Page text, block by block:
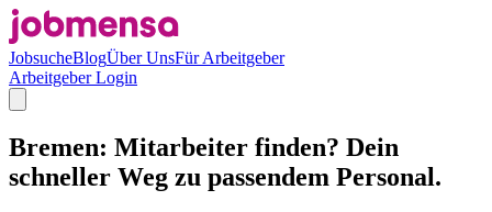
JobsucheBlogÜber UnsFür Arbeitgeber
Arbeitgeber Login
Bremen: Mitarbeiter finden? Dein
schneller Weg zu passendem Personal.